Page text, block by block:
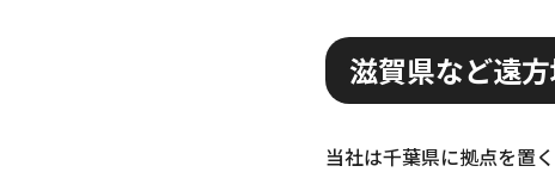
滋賀県など遠
当社は千葉県に拠点を置